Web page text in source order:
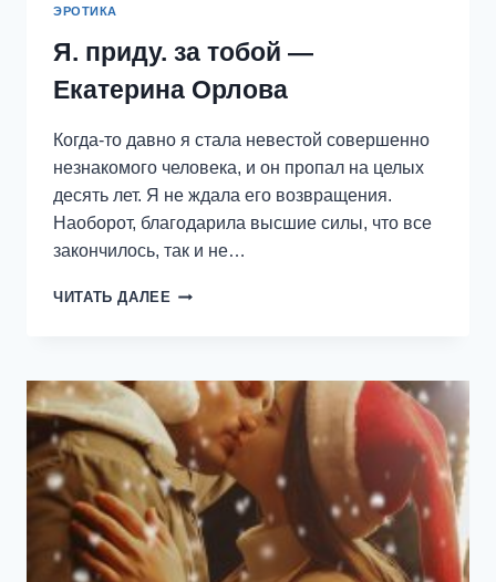
ЭРОТИКА
Я. приду. за тобой —
Екатерина Орлова
Когда-то давно я стала невестой совершенно
незнакомого человека, и он пропал на целых
десять лет. Я не ждала его возвращения.
Наоборот, благодарила высшие силы, что все
закончилось, так и не…
ЧИТАТЬ ДАЛЕЕ Я.
—
ЕКАТЕРИНА
ОРЛОВА